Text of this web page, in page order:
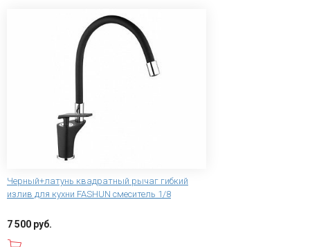
Черный+латунь квадратный рычаг гибкий
излив для кухни FASHUN смеситель 1/8
7 500 руб.